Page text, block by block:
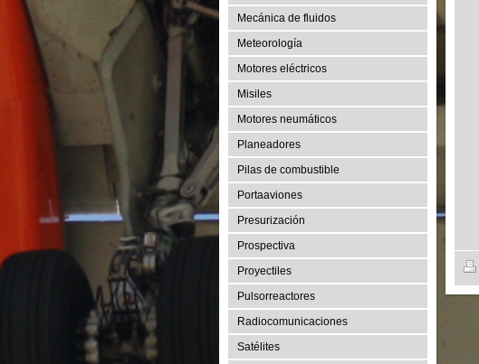
Mecánica de fluidos
Meteorología
Motores eléctricos
Misiles
Motores neumáticos
Planeadores
Pilas de combustible
Portaaviones
Presurización
Prospectiva
Proyectiles
Pulsorreactores
Radiocomunicaciones
Satélites